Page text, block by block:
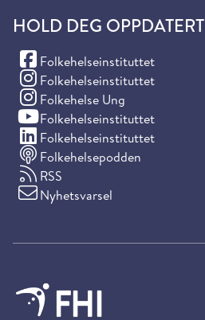
HOLD DEG OPPDATERT
Folkehelseinstituttet
(Facebook)
Folkehelseinstituttet
(Instagram)
Folkehelse Ung
(Instagram)
Folkehelseinstituttet
(YouTube)
Folkehelseinstituttet
(LinkedIn)
Folkehelsepodden
RSS
Nyhetsvarsel